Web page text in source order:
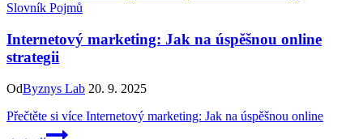
Slovník Pojmů
Internetový marketing: Jak na úspěšnou online
strategii
OdByznys Lab 20. 9. 2025
Přečtěte si více Internetový marketing: Jak na úspěšnou online